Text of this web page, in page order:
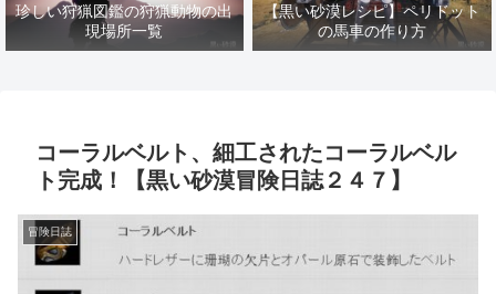
珍しい狩猟図鑑の狩猟動物の出
現場所一覧
【黒い砂漠レシピ】ペリドット
の馬車の作り方
コーラルベルト、細工されたコーラルベル
ト完成！【黒い砂漠冒険日誌２４７】
冒険日誌